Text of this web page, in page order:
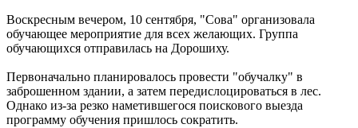
Воскресным вечером, 10 сентября, "Сова" организовала
обучающее мероприятие для всех желающих. Группа
обучающихся отправилась на Дорошиху.
Первоначально планировалось провести "обучалку" в
заброшенном здании, а затем передислоцироваться в лес.
Однако из-за резко наметившегося поискового выезда
программу обучения пришлось сократить.